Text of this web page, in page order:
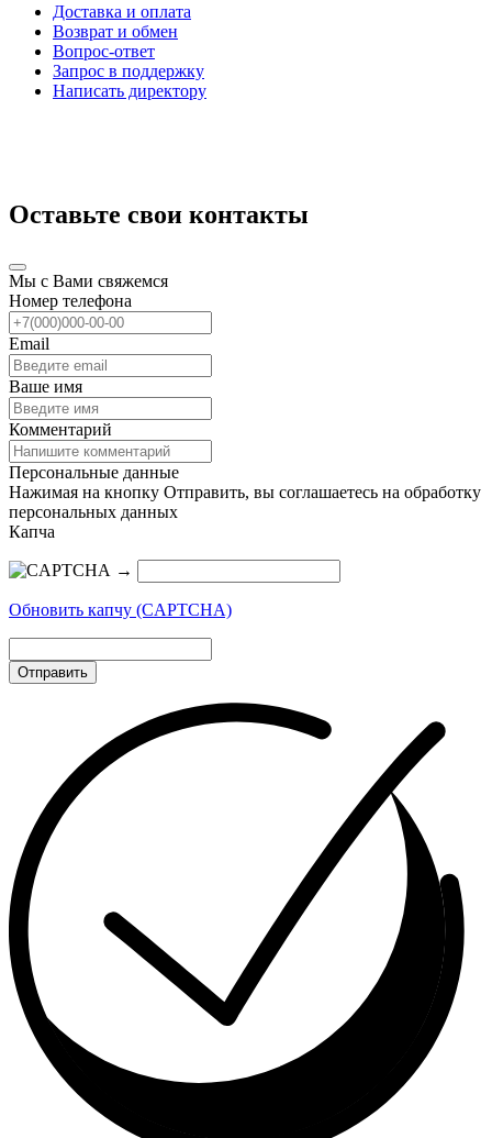
Доставка и оплата
Возврат и обмен
Вопрос-ответ
Запрос в поддержку
Написать директору
Оставьте свои контакты
Мы с Вами свяжемся
Номер телефона
Email
Ваше имя
Комментарий
Персональные данные
Нажимая на кнопку Отправить, вы соглашаетесь на обработку
персональных данных
Капча
→
Обновить капчу (CAPTCHA)
Отправить